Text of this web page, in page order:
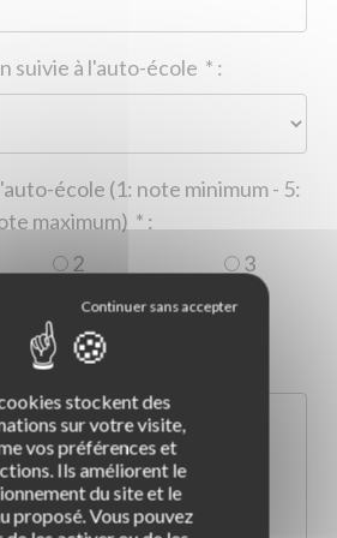
* :
école (1: note minimum - 5:
* :
2
3
5
stockent des
sur votre visite,
vos préférences et
Ils améliorent le
du site et le
proposé. Vous pouvez